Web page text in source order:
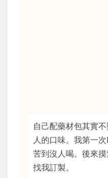
自己配藥材包其實
人的口味。我第一
苦到沒人喝。後來
找我訂製。